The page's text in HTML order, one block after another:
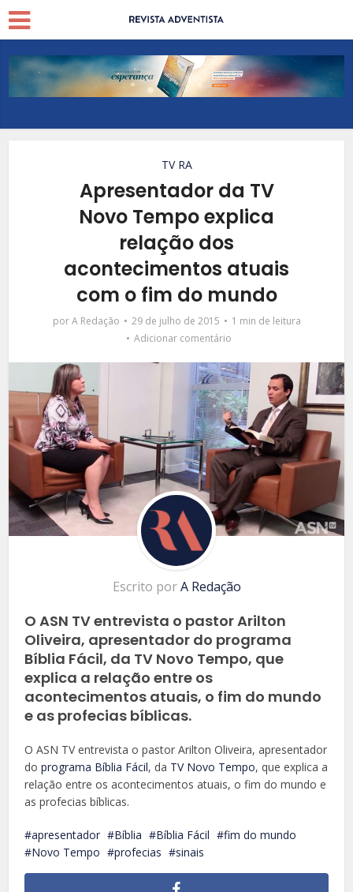
TV RA
Apresentador da TV
Novo Tempo explica
relação dos
acontecimentos atuais
com o fim do mundo
por A Redação 29 de julho de 2015
1 min de leitura
Adicionar comentário
Escrito porA Redação
O ASN TV entrevista o pastor Arilton
Oliveira, apresentador do programa
Bíblia Fácil, da TV Novo Tempo, que
explica a relação entre os
acontecimentos atuais, o fim do mundo
e as profecias bíblicas.
O ASN TV entrevista o pastor Arilton Oliveira, apresentador
doprograma Bíblia Fácil, da TV Novo Tempo, que explica a
relação entre os acontecimentos atuais, o fim do mundo e
as profecias bíblicas.
apresentador Bíblia Bíblia Fácil
fim do mundo
Novo Tempo
profecias sinais